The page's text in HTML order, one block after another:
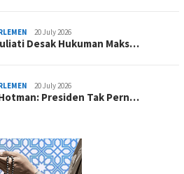
20 July 2026
Desak Hukuman Maks…
20 July 2026
Presiden Tak Pern…